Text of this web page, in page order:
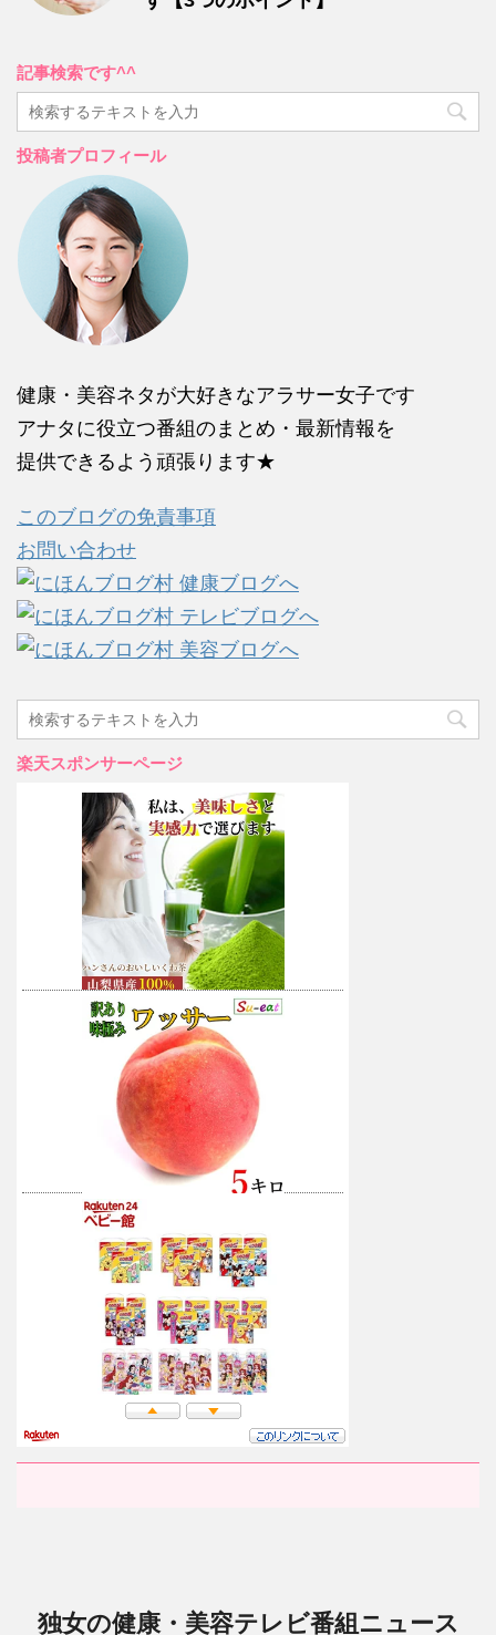
記事検索です^^
投稿者プロフィール
健康・美容ネタが大好きなアラサー女子です
アナタに役立つ番組のまとめ・最新情報を
提供できるよう頑張ります★
このブログの免責事項
お問い合わせ
楽天スポンサーページ
独女の健康・美容テレビ番組ニュース